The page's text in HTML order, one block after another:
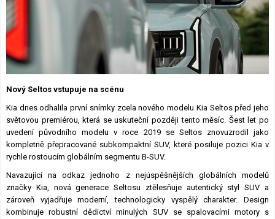
Nový Seltos vstupuje na scénu
Kia dnes odhalila první snímky zcela nového modelu Kia Seltos před jeho
světovou premiérou, která se uskuteční později tento měsíc. Šest let po
uvedení původního modelu v roce 2019 se Seltos znovuzrodil jako
kompletně přepracované subkompaktní SUV, které posiluje pozici Kia v
rychle rostoucím globálním segmentu B-SUV.
Navazující na odkaz jednoho z nejúspěšnějších globálních modelů
značky Kia, nová generace Seltosu ztělesňuje autentický styl SUV a
zároveň vyjadřuje moderní, technologicky vyspělý charakter. Design
kombinuje robustní dědictví minulých SUV se spalovacími motory s